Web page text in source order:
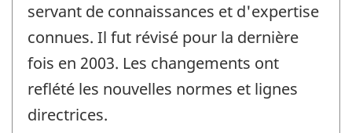
servant de connaissances et d'expertise
connues. Il fut révisé pour la dernière
fois en 2003. Les changements ont
reflété les nouvelles normes et lignes
directrices.